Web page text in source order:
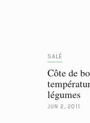
SALÉ
Côte de
légumes
JUN 2, 2011